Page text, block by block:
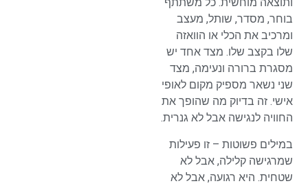
ותוצאה מוחשית. כל משתתף
בוחר, מסדר, שותל, מעצב
ומרכיב את הכלי או הוואזה
שלו בקצב שלו. מצד אחד יש
מסגרת ברורה ונעימה, מצד
שני נשאר מספיק מקום לאופי
אישי. זה בדיוק מה שהופך את
החוויה לנגישה אבל לא גנרית.
במילים פשוטות – זו פעילות
שמרגישה קלילה, אבל לא
שטחית. היא רגועה, אבל לא